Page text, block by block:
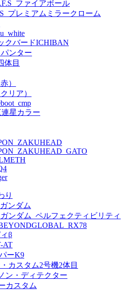
ファイアボール
プレミアムミラークローム
クバードICHIBAN
ンター
体目
）
リア）
連星カラー
り
ンダム
ンダム_ペルフェクティビリティ
β
AT
ーK9
カスタム2号機2体目
ン・ディテクター
カスタム